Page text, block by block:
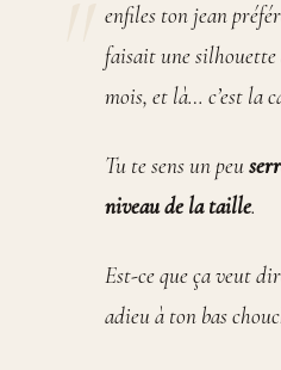
enfiles ton jean
faisait une
mois, et là… c’est la
Tu te sens un peu
niveau de la taille.
Est-ce que ça veut
adieu à ton bas